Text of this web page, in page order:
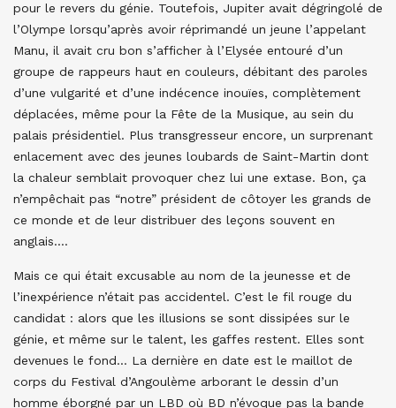
pour le revers du génie. Toutefois, Jupiter avait dégringolé de
l’Olympe lorsqu’après avoir réprimandé un jeune l’appelant
Manu, il avait cru bon s’afficher à l’Elysée entouré d’un
groupe de rappeurs haut en couleurs, débitant des paroles
d’une vulgarité et d’une indécence inouïes, complètement
déplacées, même pour la Fête de la Musique, au sein du
palais présidentiel. Plus transgresseur encore, un surprenant
enlacement avec des jeunes loubards de Saint-Martin dont
la chaleur semblait provoquer chez lui une extase. Bon, ça
n’empêchait pas “notre” président de côtoyer les grands de
ce monde et de leur distribuer des leçons souvent en
anglais….
Mais ce qui était excusable au nom de la jeunesse et de
l’inexpérience n’était pas accidentel. C’est le fil rouge du
candidat : alors que les illusions se sont dissipées sur le
génie, et même sur le talent, les gaffes restent. Elles sont
devenues le fond… La dernière en date est le maillot de
corps du Festival d’Angoulème arborant le dessin d’un
homme éborgné par un LBD où BD n’évoque pas la bande